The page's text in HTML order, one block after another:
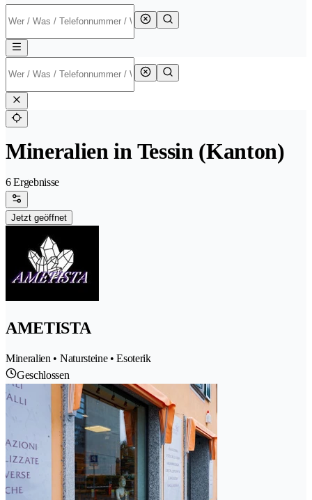
Mineralien in Tessin (Kanton)
6 Ergebnisse
Jetzt geöffnet
AMETISTA
Mineralien • Natursteine • Esoterik
Geschlossen